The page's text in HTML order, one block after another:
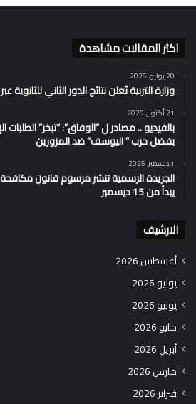
اكثر المقالات مشاهدة
20 يوليو، 2025
وزارة التربية تُعلن نتائج الدور الثاني
21 أكتوبر، 2025
بالفيديو .. مصادر ل “الوفاق”: “تبخر”
بفضل حرب ” اليوسف” ضد المزورين
1 ديسمبر، 2025
الجريدة الرسمية تنشر مرسوم قانون
يبدأ من 15 ديسمبر
الارشيف
أغسطس 2026
يوليو 2026
يونيو 2026
مايو 2026
أبريل 2026
مارس 2026
فبراير 2026